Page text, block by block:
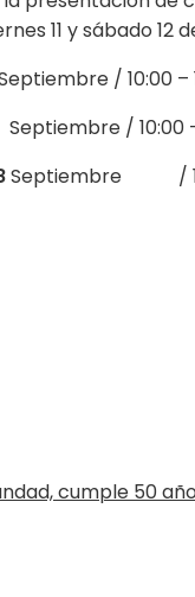
11 y sábado 12
/ 10:00 –
Septiembre / 10:00
Septiembre /
cumple 50